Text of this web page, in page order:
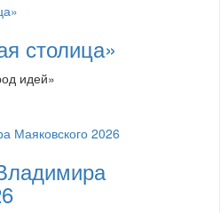
столица»
идей»